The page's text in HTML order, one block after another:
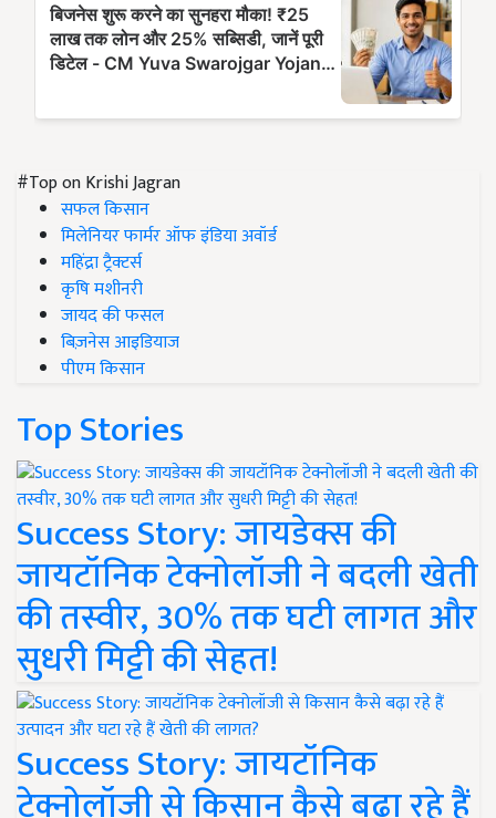
#Top on Krishi Jagran
सफल किसान
मिलेनियर फार्मर ऑफ इंडिया अवॉर्ड
महिंद्रा ट्रैक्टर्स
कृषि मशीनरी
जायद की फसल
बिज़नेस आइडियाज
पीएम किसान
Top Stories
Success Story: जायडेक्स की
जायटॉनिक टेक्नोलॉजी ने बदली खेती
की तस्वीर, 30% तक घटी लागत और
सुधरी मिट्टी की सेहत!
Success Story: जायटॉनिक